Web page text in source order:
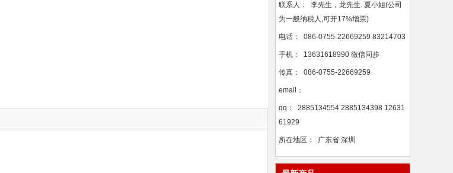
联系人：
李先生，龙先生. 夏小姐(公司
为一般纳税人,可开17%增票)
电话： 086-0755-22669259 83214703
手机： 13631618990 微信同步
传真： 086-0755-22669259
email：
qq：
2885134554 2885134398 12631
61929
所在地区： 广东省 深圳